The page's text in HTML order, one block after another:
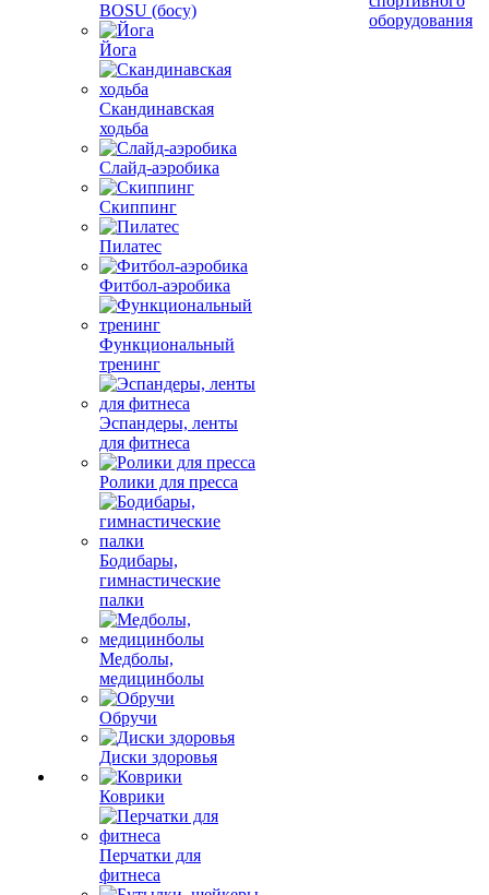
BOSU (босу)
Йога
Скандинавская
ходьба
Слайд-аэробика
Скиппинг
Пилатес
Фитбол-аэробика
Функциональный
тренинг
Эспандеры, ленты
для фитнеса
Ролики для пресса
Бодибары,
гимнастические
палки
Медболы,
медицинболы
Обручи
Диски здоровья
Коврики
Перчатки для
фитнеса
оборудования